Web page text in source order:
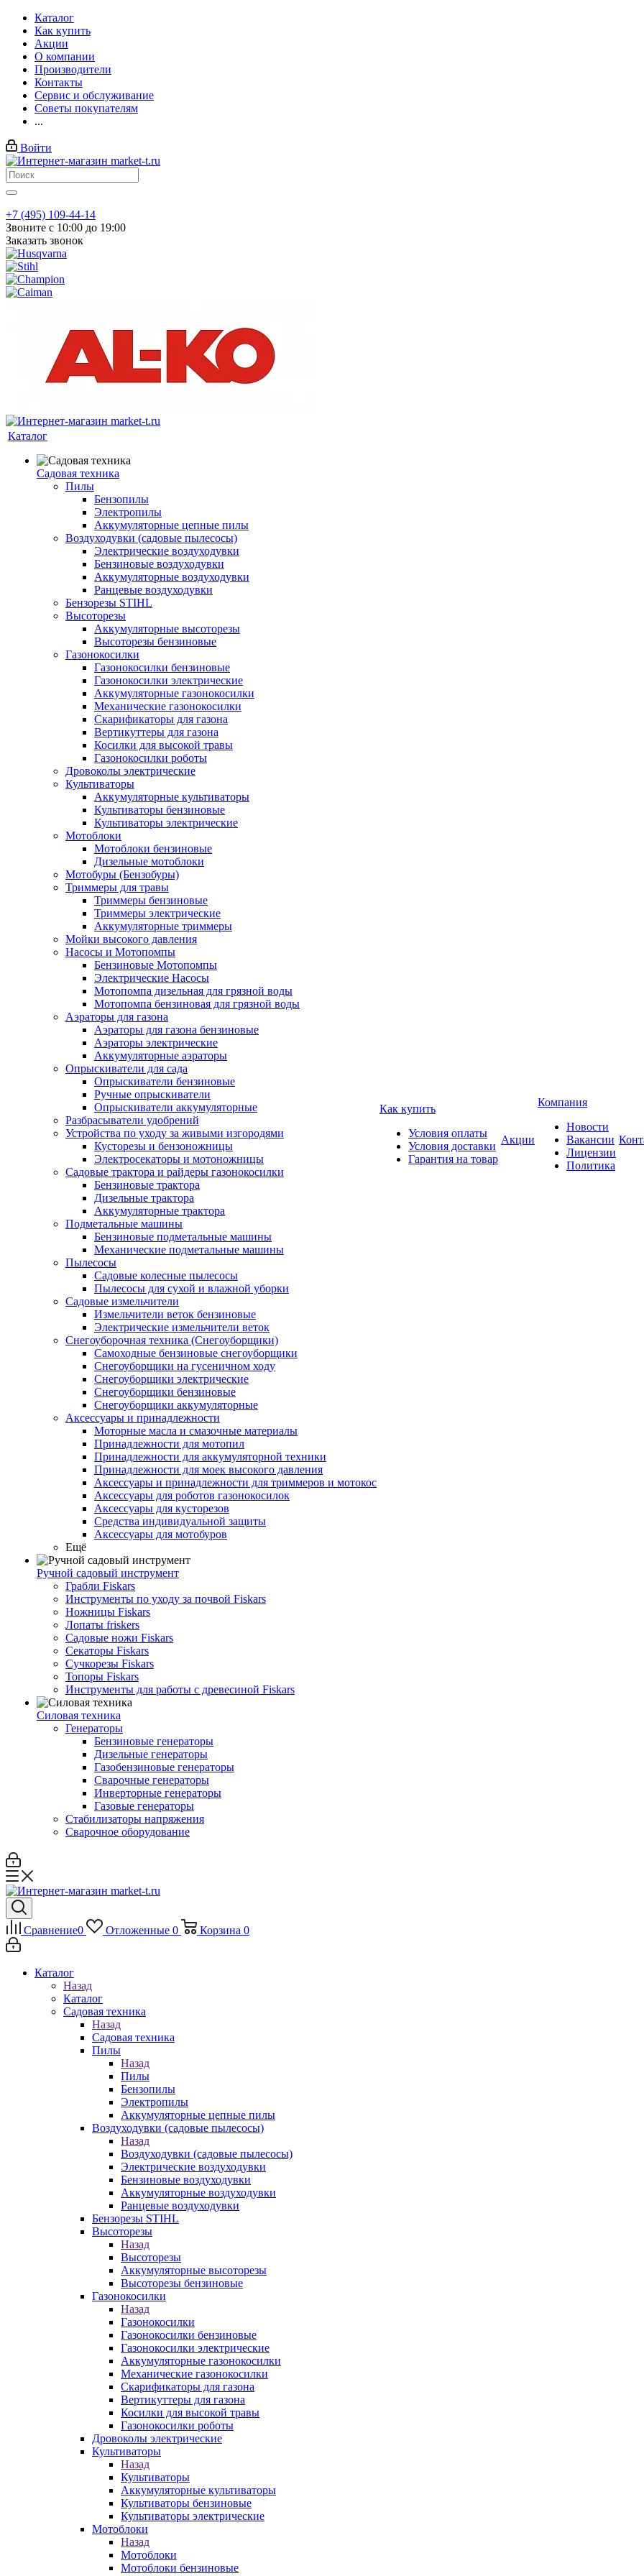
Каталог
Как купить
Акции
О компании
Производители
Контакты
Сервис и обслуживание
Советы покупателям
...
Войти
+7 (495) 109-44-14
Звоните с 10:00 до 19:00
Заказать звонок
Каталог
Садовая техника
Пилы
Бензопилы
Электропилы
Аккумуляторные цепные пилы
Воздуходувки (садовые пылесосы)
Электрические воздуходувки
Бензиновые воздуходувки
Аккумуляторные воздуходувки
Ранцевые воздуходувки
Бензорезы STIHL
Высоторезы
Аккумуляторные высоторезы
Высоторезы бензиновые
Газонокосилки
Газонокосилки бензиновые
Газонокосилки электрические
Аккумуляторные газонокосилки
Механические газонокосилки
Скарификаторы для газона
Вертикуттеры для газона
Косилки для высокой травы
Газонокосилки роботы
Дровоколы электрические
Культиваторы
Аккумуляторные культиваторы
Культиваторы бензиновые
Культиваторы электрические
Мотоблоки
Мотоблоки бензиновые
Дизельные мотоблоки
Мотобуры (Бензобуры)
Триммеры для травы
Триммеры бензиновые
Триммеры электрические
Аккумуляторные триммеры
Мойки высокого давления
Насосы и Мотопомпы
Бензиновые Мотопомпы
Электрические Насосы
Мотопомпа дизельная для грязной воды
Мотопомпа бензиновая для грязной воды
Аэраторы для газона
Аэраторы для газона бензиновые
Аэраторы электрические
Аккумуляторные аэраторы
Опрыскиватели для сада
Опрыскиватели бензиновые
Ручные опрыскиватели
Опрыскиватели аккумуляторные
Разбрасыватели удобрений
Устройства по уходу за живыми изгородями
Кусторезы и бензоножницы
Электросекаторы и мотоножницы
Садовые трактора и райдеры газонокосилки
Бензиновые трактора
Дизельные трактора
Аккумуляторные трактора
Подметальные машины
Бензиновые подметальные машины
Механические подметальные машины
Пылесосы
Садовые колесные пылесосы
Пылесосы для сухой и влажной уборки
Садовые измельчители
Измельчители веток бензиновые
Электрические измельчители веток
Снегоуборочная техника (Снегоуборщики)
Самоходные бензиновые снегоуборщики
Снегоуборщики на гусеничном ходу
Снегоуборщики электрические
Снегоуборщики бензиновые
Снегоуборщики аккумуляторные
Аксессуары и принадлежности
Моторные масла и смазочные материалы
Принадлежности для мотопил
Принадлежности для аккумуляторной техники
Принадлежности для моек высокого давления
Аксессуары и принадлежности для триммеров и мотокос
Аксессуары для роботов газонокосилок
Аксессуары для кусторезов
Средства индивидуальной защиты
Аксессуары для мотобуров
Ещё
Ручной садовый инструмент
Грабли Fiskars
Инструменты по уходу за почвой Fiskars
Ножницы Fiskars
Лопаты friskers
Садовые ножи Fiskars
Секаторы Fiskars
Сучкорезы Fiskars
Топоры Fiskars
Инструменты для работы с древесиной Fiskars
Силовая техника
Генераторы
Бензиновые генераторы
Дизельные генераторы
Газобензиновые генераторы
Сварочные генераторы
Инверторные генераторы
Газовые генераторы
Стабилизаторы напряжения
Cварочное оборудование
Как купить
Условия оплаты
Условия доставки
Гарантия на товар
Акции
Компания
Новости
Вакансии
Лицензии
Политика
Сравнение0 Отложенные 0 Корзина 0
Каталог
Назад
Каталог
Садовая техника
Назад
Садовая техника
Пилы
Назад
Пилы
Бензопилы
Электропилы
Аккумуляторные цепные пилы
Воздуходувки (садовые пылесосы)
Назад
Воздуходувки (садовые пылесосы)
Электрические воздуходувки
Бензиновые воздуходувки
Аккумуляторные воздуходувки
Ранцевые воздуходувки
Бензорезы STIHL
Высоторезы
Назад
Высоторезы
Аккумуляторные высоторезы
Высоторезы бензиновые
Газонокосилки
Назад
Газонокосилки
Газонокосилки бензиновые
Газонокосилки электрические
Аккумуляторные газонокосилки
Механические газонокосилки
Скарификаторы для газона
Вертикуттеры для газона
Косилки для высокой травы
Газонокосилки роботы
Дровоколы электрические
Культиваторы
Назад
Культиваторы
Аккумуляторные культиваторы
Культиваторы бензиновые
Культиваторы электрические
Мотоблоки
Назад
Мотоблоки
Мотоблоки бензиновые